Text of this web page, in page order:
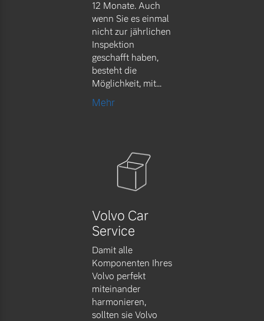
12 Monate. Auch
wenn Sie es einmal
nicht zur jährlichen
Inspektion
geschafft haben,
besteht die
Möglichkeit, mit...
Mehr
Volvo Car
Service
Damit alle
Komponenten Ihres
Volvo perfekt
miteinander
harmonieren,
sollten sie Volvo